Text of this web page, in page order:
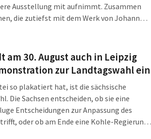
Ausstellung mit aufnimmt. Zusammen
die zutiefst mit dem Werk von Johann
Magdalena Bach, der musikalischen
am 30. August auch in Leipzig
zur Landtagswahl ein
so plakatiert hat, ist die sächsische
Die Sachsen entscheiden, ob sie eine
Entscheidungen zur Anpassung des
oder ob am Ende eine Kohle-Regierung